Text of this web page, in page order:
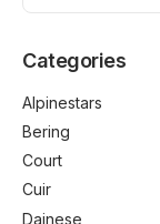
Categories
Alpinestars
Bering
Court
Cuir
Dainese